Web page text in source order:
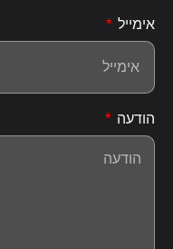
אימייל
הודעה